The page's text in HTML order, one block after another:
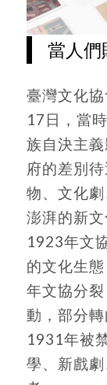
當人們
臺灣文化
17日，當
族自決主
府的差別
物、文化
澎湃的新文
1923年文
的文化生
年文協分
動，部分
1931年被
學、新戲